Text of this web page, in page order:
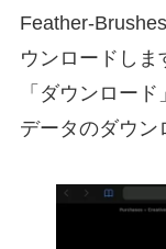
Feather-
ウンロードし
「ダウンロー
データのダウン